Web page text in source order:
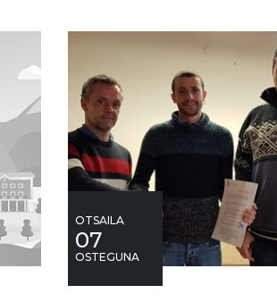
OTSAILA
07
OSTEGUNA